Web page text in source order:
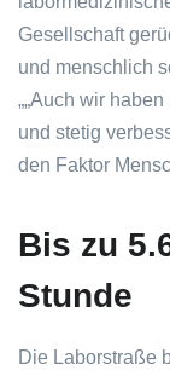
Gesellschaft
und menschlich
„ Auch wir haben
und stetig
den Faktor
Bis zu
Stunde
Die Laborstraße